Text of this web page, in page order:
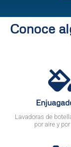
Conoce
Lavadoras de
por aire y